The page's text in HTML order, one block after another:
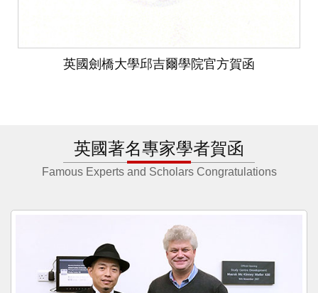
英國劍橋大學邱吉爾學院官方賀函
英國著名專家學者賀函
Famous Experts and Scholars Congratulations